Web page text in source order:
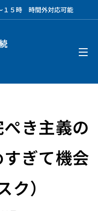
１５時 時間外対応可能
ぺき主義の
ぎて機会
）